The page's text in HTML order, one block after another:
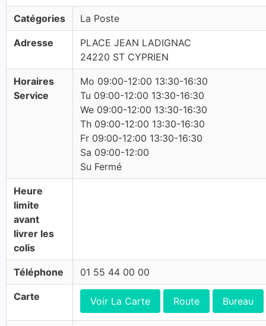
Catégories La Poste
Adresse
PLACE JEAN LADIGNAC
24220 ST CYPRIEN
Horaires
Service
Mo 09:00-12:00 13:30-16:30
Tu 09:00-12:00 13:30-16:30
We 09:00-12:00 13:30-16:30
Th 09:00-12:00 13:30-16:30
Fr 09:00-12:00 13:30-16:30
Sa 09:00-12:00
Su Fermé
Heure
limite
avant
livrer les
colis
Téléphone 01 55 44 00 00
Carte Voir La Carte Route Bureau